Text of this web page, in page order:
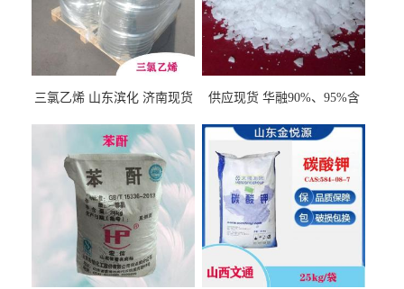
三氯乙烯 山东滨化 济南现货
供应现货 华融90%、95%含